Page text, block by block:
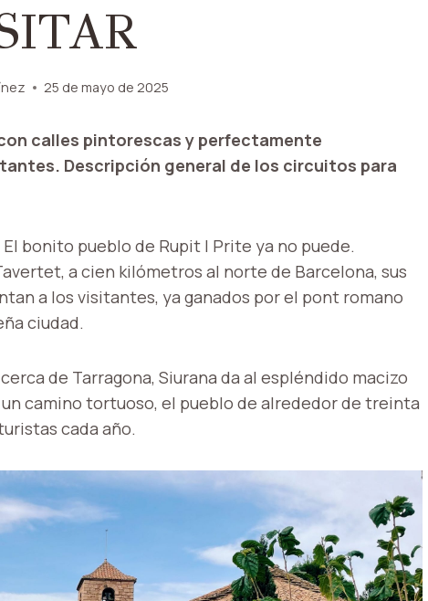
25 de mayo de 2025
calles pintorescas y perfectamente
Descripción general de los circuitos para
bonito pueblo de Rupit I Prite ya no puede.
a cien kilómetros al norte de Barcelona, ​​sus
a los visitantes, ya ganados por el pont romano
ciudad.
de Tarragona, Siurana da al espléndido macizo
camino tortuoso, el pueblo de alrededor de treinta
cada año.